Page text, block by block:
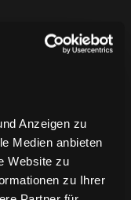
Anzeigen zu
Medien anbieten
Website zu
zu Ihrer